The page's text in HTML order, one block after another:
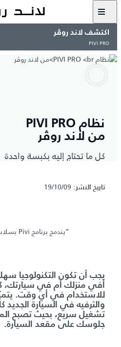
اكتشف لاند روڤر
PIVI PRO
نظام PIVI PRO
من لاند روڤر
كل ما تحتاج إليه بكبسة واحدة
تاريخ النشر:
”يندمج برنامج Pivi بسلاسة مع سيارتك.”
يجب أن تكون التكنولوجيا
أفي منزلك أم في سيارتك،
للاستخدام في أي وقت.
تشغيل سريع، بحيث تصبح
جلوسك على مقعد السيارة.